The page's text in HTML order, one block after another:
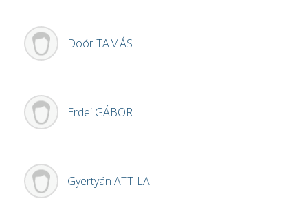
DoórTAMÁS
Erdei GÁBOR
Gyertyán ATTILA